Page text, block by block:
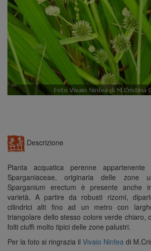
Descrizione
Pianta acquatica perenne
Sparganiaceae, originaria delle zone
Sparganium erectum è presente anche
varietà. A partire da robusti rizomi,
cilindrici alti fino ad un metro con
triangolare dello stesso colore verde chiaro,
folti ciuffi molto tipici delle zone palustri.
Per la foto si ringrazia il Vivaio Ninfea di